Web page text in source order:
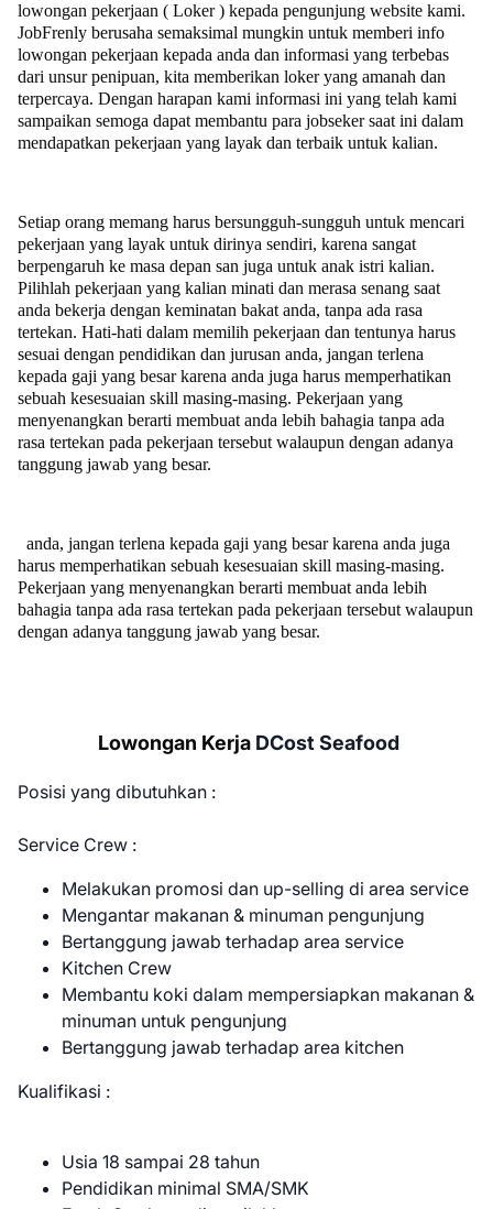
lowongan pekerjaan ( Loker ) kepada pengunjung website kami.
JobFrenly berusaha semaksimal mungkin untuk memberi info
lowongan pekerjaan kepada anda dan informasi yang terbebas
dari unsur penipuan, kita memberikan loker yang amanah dan
terpercaya. Dengan harapan kami informasi ini yang telah kami
sampaikan semoga dapat membantu para jobseker saat ini dalam
mendapatkan pekerjaan yang layak dan terbaik untuk kalian.
Setiap orang memang harus bersungguh-sungguh untuk mencari
pekerjaan yang layak untuk dirinya sendiri, karena sangat
berpengaruh ke masa depan san juga untuk anak istri kalian.
Pilihlah pekerjaan yang kalian minati dan merasa senang saat
anda bekerja dengan keminatan bakat anda, tanpa ada rasa
tertekan. Hati-hati dalam memilih pekerjaan dan tentunya harus
sesuai dengan pendidikan dan jurusan anda, jangan terlena
kepada gaji yang besar karena anda juga harus memperhatikan
sebuah kesesuaian skill masing-masing. Pekerjaan yang
menyenangkan berarti membuat anda lebih bahagia tanpa ada
rasa tertekan pada pekerjaan tersebut walaupun dengan adanya
tanggung jawab yang besar.
anda, jangan terlena kepada gaji yang besar karena anda juga
harus memperhatikan sebuah kesesuaian skill masing-masing.
Pekerjaan yang menyenangkan berarti membuat anda lebih
bahagia tanpa ada rasa tertekan pada pekerjaan tersebut walaupun
dengan adanya tanggung jawab yang besar.
Lowongan Kerja DCost Seafood
Posisi yang dibutuhkan :
Service Crew :
Melakukan promosi dan up-selling di area service
Mengantar makanan & minuman pengunjung
Bertanggung jawab terhadap area service
Kitchen Crew
Membantu koki dalam mempersiapkan makanan &
minuman untuk pengunjung
Bertanggung jawab terhadap area kitchen
Kualifikasi :
Usia 18 sampai 28 tahun
Pendidikan minimal SMA/SMK